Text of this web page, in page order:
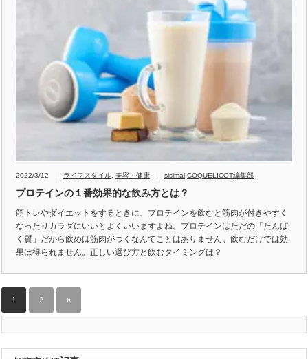
2022/3/12 ライフスタイル 美容・健康 sisimai COQUELICOT編集部
プロテインの１番効果的な飲み方とは？
筋トレやダイエットをするときに、プロテインを飲むと筋肉が付きやすく
なったりカラダにいいとよくいいますよね。プロテインはただの「たんぱ
く質」だから飲めば筋肉がつくなんてことはありません。飲むだけでは効
果は得られません。正しい選び方と飲むタイミングは？
1 2 »